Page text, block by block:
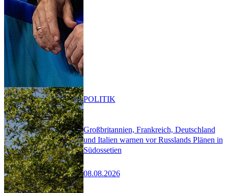
Großbritannien, Frankreich, Deutschland
und Italien warnen vor Russlands Plänen in
Südossetien
08.08.2026
POLITIK